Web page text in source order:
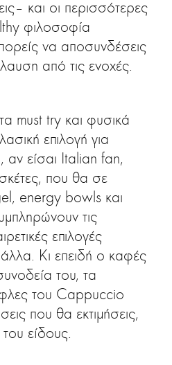
και οι περισσότερες
φιλοσοφία
να αποσυνδέσεις
από τις ενοχές.
must try και φυσικά
επιλογή για
αν είσαι Italian fan,
που θα σε
energy bowls και
τις
επιλογές
Κι επειδή ο καφές
του, τα
του Cappuccio
που θα εκτιμήσεις,
είδους.